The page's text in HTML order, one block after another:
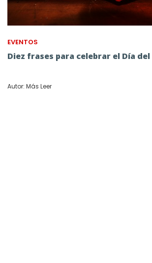
EVENTOS
Diez frases para celebrar el Día
Autor: Más Leer